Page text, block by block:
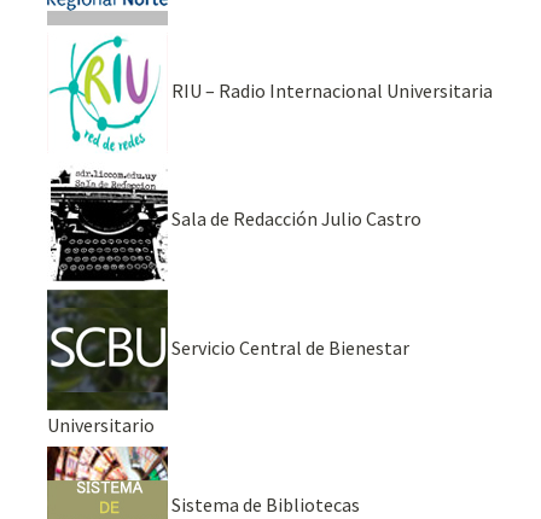
RIU – Radio Internacional Universitaria
Sala de Redacción Julio Castro
Servicio Central de Bienestar
Universitario
Sistema de Bibliotecas